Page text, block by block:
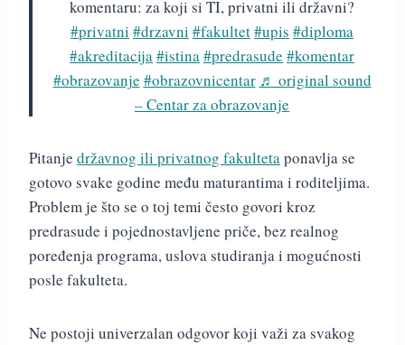
komentaru: za koji si TI, privatni ili državni?
#privatni #drzavni #fakultet#upis #diploma
#akreditacija#istina#predrasude #komentar
#obrazovanje #obrazovnicentar ♬ original sound
– Centar za obrazovanje
Pitanje državnog ili privatnog fakultetaponavlja se
gotovo svake godine među maturantima i roditeljima.
Problem je što se o toj temi često govori kroz
predrasude i pojednostavljene priče, bez realnog
poređenja programa, uslova studiranja i mogućnosti
posle fakulteta.
Ne postoji univerzalan odgovor koji važi za svakog